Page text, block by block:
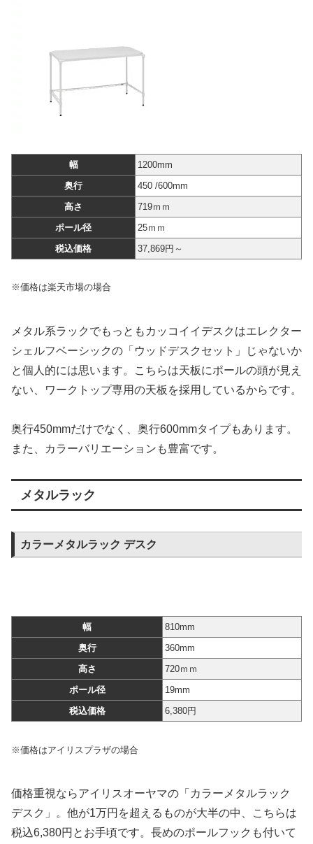
幅
1200mm
奥行
450 /600mm
高さ
719ｍｍ
ポール径
25ｍｍ
税込価格
37,869円～
※価格は楽天市場の場合
メタル系ラックでもっともカッコイイデスクはエレクター
シェルフベーシックの「ウッドデスクセット」じゃないか
と個人的には思います。こちらは天板にポールの頭が見え
ない、ワークトップ専用の天板を採用しているからです。
奥行450mmだけでなく、奥行600mmタイプもあります。
また、カラーバリエーションも豊富です。
メタルラック
カラーメタルラック デスク
幅
810mm
奥行
360mm
高さ
720ｍｍ
ポール径
19mm
税込価格
6,380円
※価格はアイリスプラザの場合
価格重視ならアイリスオーヤマの「カラーメタルラック
デスク」。他が1万円を超えるものが大半の中、こちらは
税込6,380円とお手頃です。長めのポールフックも付いて